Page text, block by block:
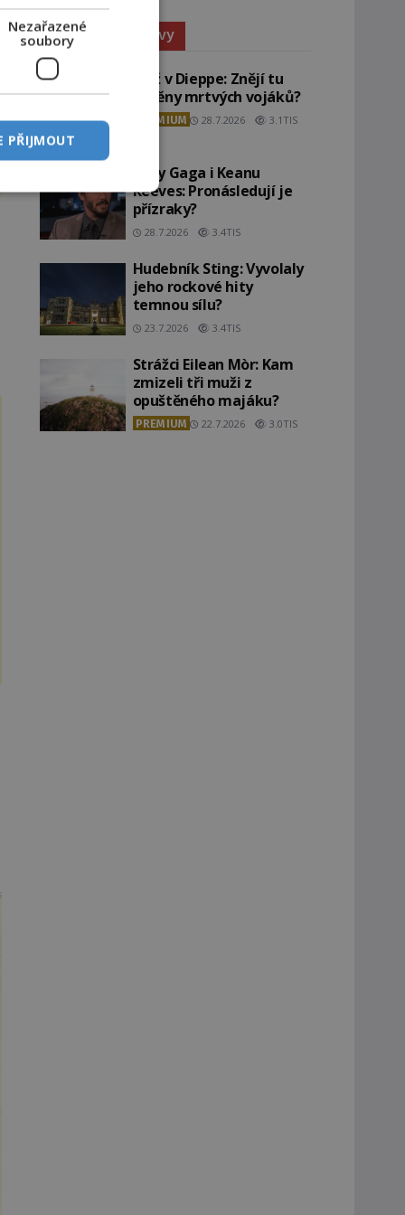
Paranormální jevy
Pláž v Dieppe: Znějí tu
ozvěny mrtvých vojáků?
PREMIUM 28.7.2026 3.1TIS
Lady Gaga i Keanu
Reeves: Pronásledují je
přízraky?
28.7.2026 3.4TIS
Hudebník Sting: Vyvolaly
jeho rockové hity
temnou sílu?
23.7.2026 3.4TIS
Strážci Eilean Mòr: Kam
zmizeli tři muži z
opuštěného majáku?
PREMIUM 22.7.2026 3.0TIS
Nezařazené
soubory
PŘIJMOUT